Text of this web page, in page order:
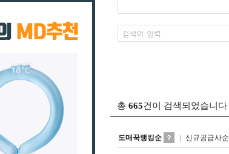
총 665건이 검색되었습니다
도매꾹랭킹순 신규공급사순